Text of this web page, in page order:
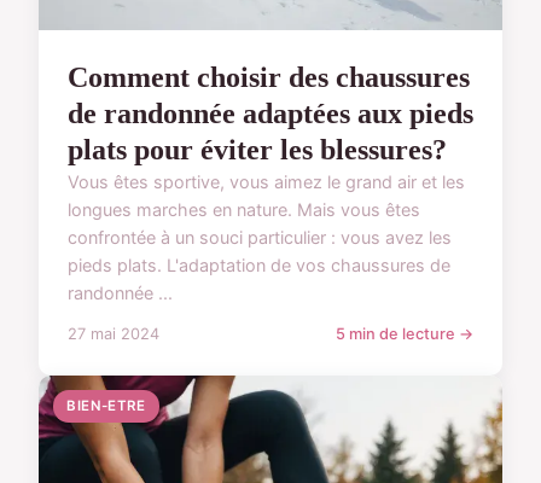
Comment choisir des chaussures
de randonnée adaptées aux pieds
plats pour éviter les blessures?
Vous êtes sportive, vous aimez le grand air et les
longues marches en nature. Mais vous êtes
confrontée à un souci particulier : vous avez les
pieds plats. L'adaptation de vos chaussures de
randonnée ...
27 mai 2024 5 min de lecture →
BIEN-ETRE